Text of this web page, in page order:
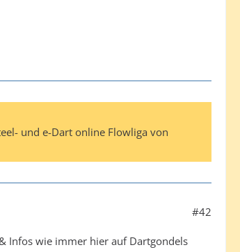
und e-Dart online Flowliga von
#42
Infos wie immer hier auf Dartgondels